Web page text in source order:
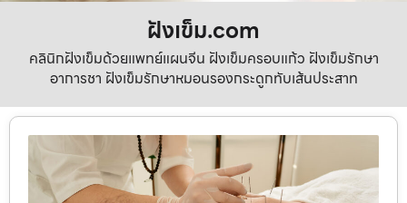
ฝังเข็ม.com
คลินิกฝังเข็มด้วยแพทย์แผนจีน ฝังเข็มครอบแก้ว ฝังเข็มรักษา
อาการชา ฝังเข็มรักษาหมอนรองกระดูกทับเส้นประสาท